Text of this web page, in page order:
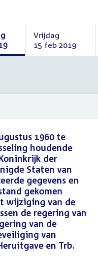
Vrijdag
15 feb 2019
Vrijdag
1960 te
houdende
der
Staten van
gegevens en
gekomen
wijziging van de
de regering van
van de
van
en Trb.